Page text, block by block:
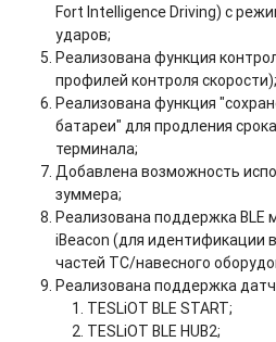
Fort Intelligence Driving) с
ударов;
Реализована функция
профилей контроля скорости);
Реализована функция
батареи" для продления
терминала;
Добавлена возможность
зуммера;
Реализована поддержка BLE
iBeacon (для идентификации
частей ТС/навесного
Реализована поддержка
TESLiOT BLE START;
TESLiOT BLE HUB2;